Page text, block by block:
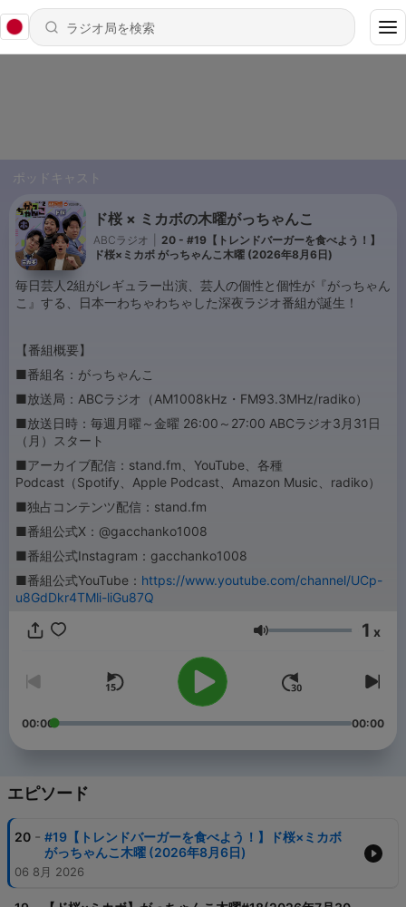
ポッドキャスト
ド桜 × ミカボの木曜がっちゃんこ
ABCラジオ
20 - #19【トレンドバーガーを食べよう！】
ド桜×ミカボ がっちゃんこ木曜 (2026年8月6日)
毎日芸人2組がレギュラー出演、芸人の個性と個性が『がっちゃん
こ』する、日本一わちゃわちゃした深夜ラジオ番組が誕生！
【番組概要】
■番組名：がっちゃんこ
■放送局：ABCラジオ（AM1008kHz・FM93.3MHz/radiko）
■放送日時：毎週月曜～金曜 26:00～27:00 ABCラジオ3月31日
（月）スタート
■アーカイブ配信：stand.fm、YouTube、各種
Podcast（Spotify、Apple Podcast、Amazon Music、radiko）
■独占コンテンツ配信：stand.fm
■番組公式X：@gacchanko1008
■番組公式Instagram：gacchanko1008
■番組公式YouTube： https://www.youtube.com/channel/UCp-
u8GdDkr4TMli-liGu87Q
音量 1 x
00:00 00:00
エピソード
20 - #19【トレンドバーガーを食べよう！】ド桜×ミカボ
がっちゃんこ木曜 (2026年8月6日)
06 8月 2026